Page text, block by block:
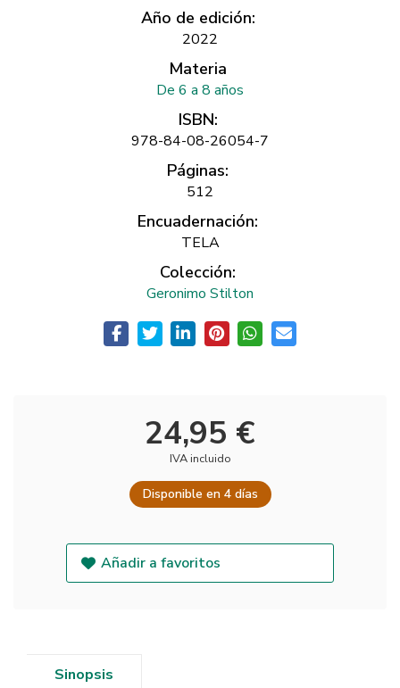
Año de edición:
2022
Materia
De 6 a 8 años
ISBN:
978-84-08-26054-7
Páginas:
512
Encuadernación:
TELA
Colección:
Geronimo Stilton
24,95 €
IVA incluido
Disponible en 4 días
Añadir a favoritos
Sinopsis